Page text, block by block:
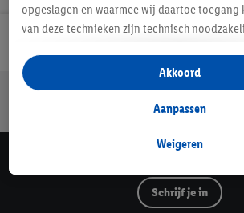
Jouw voordelen bij ons als Lidl webshop
Veilig winkelen
Schrijf je in
opgeslagen en waarmee wij daartoe toegang
van deze technieken zijn technisch
opslaan van voorkeursinstellingen, het
analyseren van statistieken of voor het tonen
gepersonaliseerde reclame binnen en buiten
gegevens over jouw aankoopgedrag in de
Als je hier toestemming geeft aan ons voor
van reclame en als je vervolgens een Lidl
Weigeren
Aanpassen
Akkoord